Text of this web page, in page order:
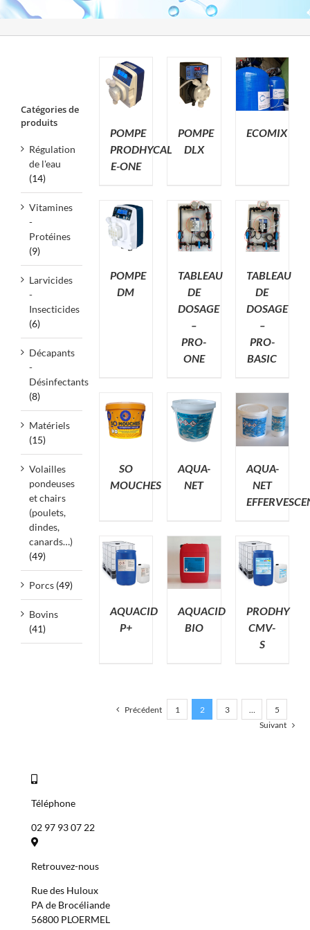
POMPE
PRODHYCAL
E-ONE
POMPE
DLX
ECOMIX
POMPE
DM
TABLEAU
DE
DOSAGE
–
PRO-
ONE
TABLEAU
DE
DOSAGE
–
PRO-
BASIC
SO
MOUCHES
AQUA-
NET
AQUA-
NET
AQUACID
P+
AQUACID
BIO
PRODHY
CMV-
S
Précédent 1 2 3
5
Suivant
Catégories de
produits
Régulation
de l'eau
(14)
Vitamines
-
Protéines
(9)
Larvicides
-
Insecticides
(6)
Décapants
-
Désinfectants
(8)
Matériels
(15)
Volailles
pondeuses
et chairs
(poulets,
dindes,
canards…)
(49)
Porcs (49)
Bovins
(41)
Téléphone
02 97 93 07 22
Retrouvez-nous
Rue des Huloux
PA de Brocéliande
56800 PLOERMEL